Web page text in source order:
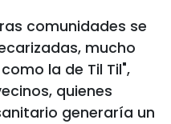
comunidades se
mucho
la de Til Til",
quienes
generaría un